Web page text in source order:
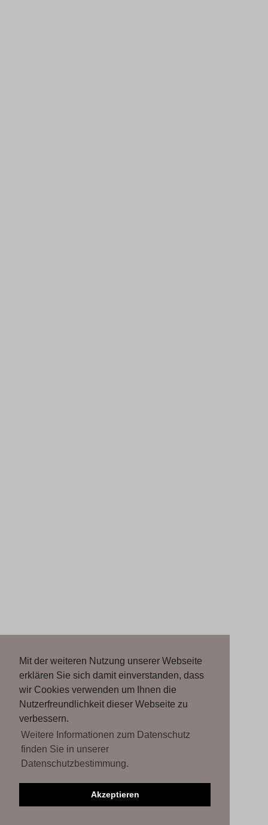
Mit der weiteren Nutzung unserer Webseite
erklären Sie sich damit einverstanden, dass
wir Cookies verwenden um Ihnen die
Nutzerfreundlichkeit dieser Webseite zu
verbessern.
Weitere Informationen zum Datenschutz
finden Sie in unserer
Datenschutzbestimmung.
Akzeptieren